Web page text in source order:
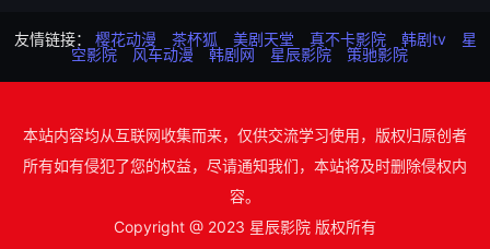
友情链接： 樱花动漫 茶杯狐 美剧天堂 真不卡影院 韩剧tv
星
空影院
风车动漫 韩剧网 星辰影院 策驰影院
本站内容均从互联网收集而来，仅供交流学习使用，版权归原创者
所有如有侵犯了您的权益，尽请通知我们，本站将及时删除侵权内
容。
Copyright @ 2023 星辰影院 版权所有